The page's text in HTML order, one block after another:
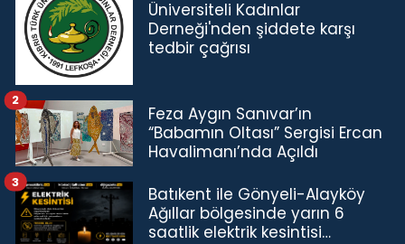
Üniversiteli Kadınlar
Derneği'nden şiddete karşı
tedbir çağrısı
Feza Aygın Sanıvar’ın
“Babamın Oltası” Sergisi Ercan
Havalimanı’nda Açıldı
2
Batıkent ile Gönyeli-Alayköy
Ağıllar bölgesinde yarın 6
saatlik elektrik kesintisi…
3